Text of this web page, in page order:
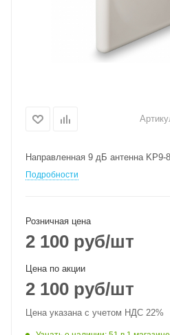
Направленная 9 дБ антенна KP9-
Подробности
Розничная цена
2 100 руб/шт
Цена по акции
2 100 руб/шт
Цена указана с учетом НДС 22%